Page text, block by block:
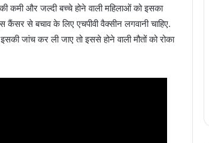
कमी और जल्दी बच्चे होने वाली महिलाओं को इसका
से बचाव के लिए एचपीवी वैक्सीन लगवानी चाहिए.
जांच कर ली जाए तो इससे होने वाली मौतों को रोका